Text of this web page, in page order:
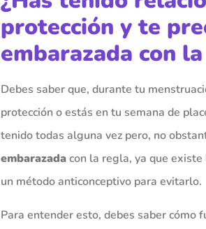
protección y te
embarazada con
Debes saber que, durante tu
protección o estás en tu semana de
tenido todas alguna vez pero, no
embarazadacon la regla, ya que
un método anticonceptivo para evitarlo.
Para entender esto, debes saber cómo